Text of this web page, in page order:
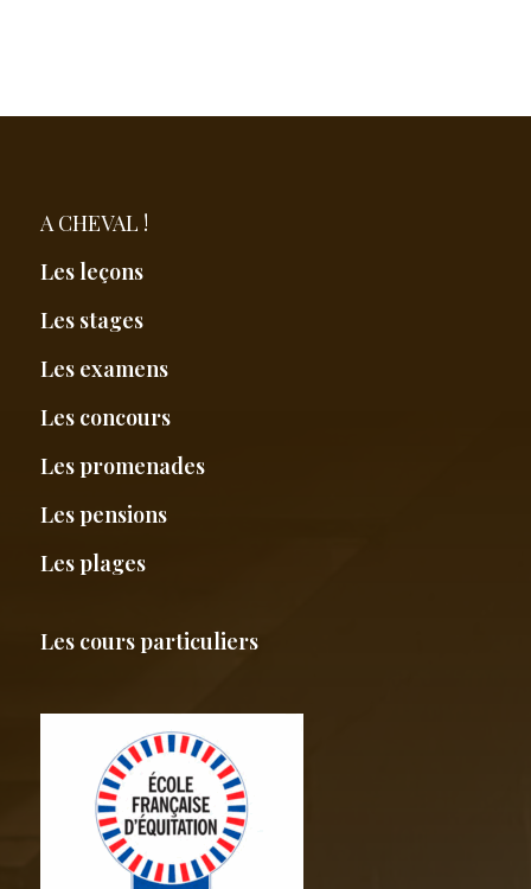
A CHEVAL !
Les leçons
Les stages
Les examens
Les concours
Les promenades
Les pensions
Les plages
Les cours particuliers